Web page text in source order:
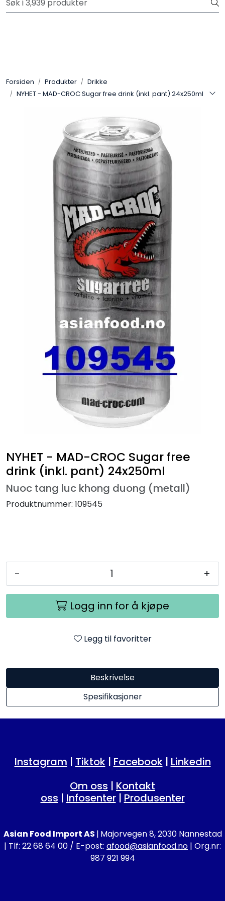
Skip to main content
Velkommen til vår nye nettbutikk! Trykk her for å lese mer
Forsiden Produkter
Drikke
NYHET - MAD-CROC Sugar free drink (inkl. pant) 24x250ml
NYHET - MAD-CROC Sugar free
drink (inkl. pant) 24x250ml
Nuoc tang luc khong duong (metall)
Produktnummer: 109545
- +
Logg inn for å kjøpe
Legg til favoritter
Beskrivelse
Spesifikasjoner
Instagram | Tiktok| Facebook| Linkedin
Om oss | Kontakt
oss | Infosenter| Produsenter
Asian Food Import AS | Majorvegen 8, 2030 Nannestad
| Tlf: 22 68 64 00 / E-post: afood@asianfood.no | Org.nr:
987 921 994
Restaurantprodukter